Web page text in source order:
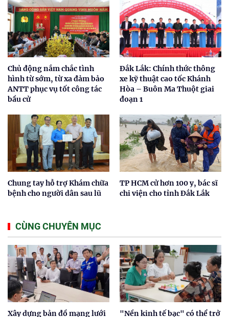
Chủ động nắm chắc tình
hình từ sớm, từ xa đảm bảo
ANTT phục vụ tốt công tác
bầu cử
Đắk Lắk: Chính thức thông
xe kỹ thuật cao tốc Khánh
Hòa – Buôn Ma Thuột giai
đoạn 1
Chung tay hỗ trợ Khám chữa
bệnh cho người dân sau lũ
TP HCM cử hơn 100 y, bác sĩ
chi viện cho tỉnh Đắk Lắk
CÙNG CHUYÊN MỤC
Xây dựng bản đồ mạng lưới
"Nền kinh tế bạc" có thể trở